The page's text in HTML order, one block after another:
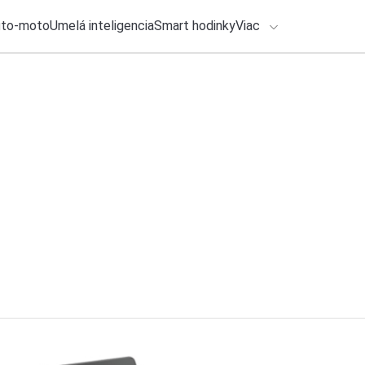
motoUmelá inteligenciaSmart hodinkyViac